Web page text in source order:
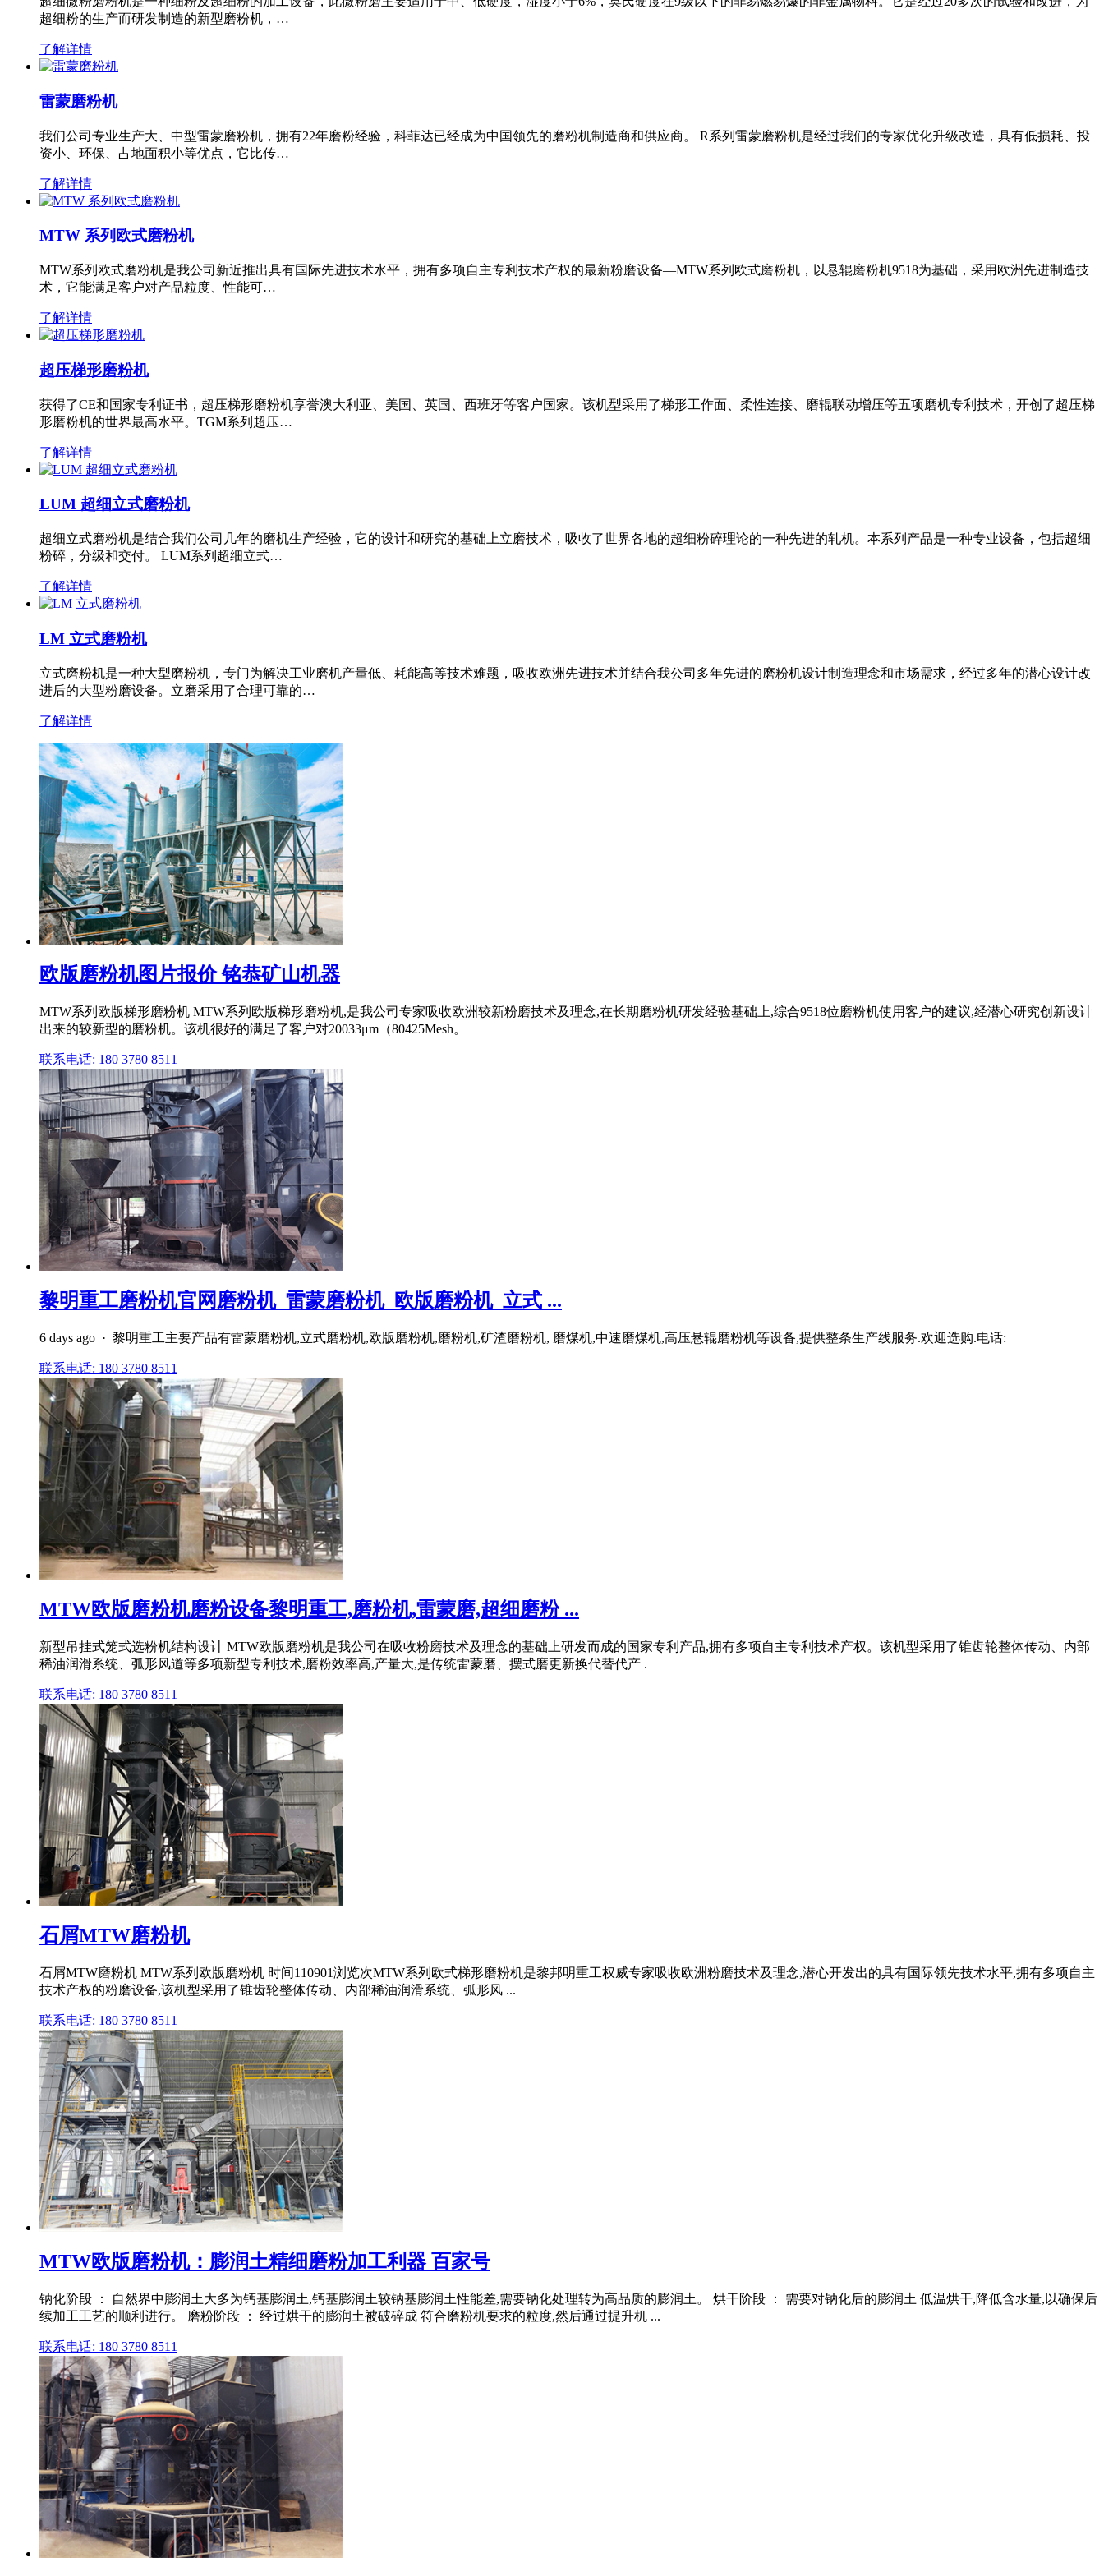
超细粉的生产而研发制造的新型磨粉机，…
了解详情
雷蒙磨粉机
我们公司专业生产大、中型雷蒙磨粉机，拥有22年磨粉经验，科菲达已经成为中国领先的磨粉机制造商和供应商。 R系列雷蒙磨粉机是经过我们的专家优化升级改造，具有低损耗、投
资小、环保、占地面积小等优点，它比传…
了解详情
MTW 系列欧式磨粉机
MTW系列欧式磨粉机是我公司新近推出具有国际先进技术水平，拥有多项自主专利技术产权的最新粉磨设备—MTW系列欧式磨粉机，以悬辊磨粉机9518为基础，采用欧洲先进制造技
术，它能满足客户对产品粒度、性能可…
了解详情
超压梯形磨粉机
获得了CE和国家专利证书，超压梯形磨粉机享誉澳大利亚、美国、英国、西班牙等客户国家。该机型采用了梯形工作面、柔性连接、磨辊联动增压等五项磨机专利技术，开创了超压梯
形磨粉机的世界最高水平。TGM系列超压…
了解详情
LUM 超细立式磨粉机
超细立式磨粉机是结合我们公司几年的磨机生产经验，它的设计和研究的基础上立磨技术，吸收了世界各地的超细粉碎理论的一种先进的轧机。本系列产品是一种专业设备，包括超细
粉碎，分级和交付。 LUM系列超细立式…
了解详情
LM 立式磨粉机
立式磨粉机是一种大型磨粉机，专门为解决工业磨机产量低、耗能高等技术难题，吸收欧洲先进技术并结合我公司多年先进的磨粉机设计制造理念和市场需求，经过多年的潜心设计改
进后的大型粉磨设备。立磨采用了合理可靠的…
了解详情
欧版磨粉机图片报价 铭恭矿山机器
MTW系列欧版梯形磨粉机 MTW系列欧版梯形磨粉机,是我公司专家吸收欧洲较新粉磨技术及理念,在长期磨粉机研发经验基础上,综合9518位磨粉机使用客户的建议,经潜心研究创新设计
出来的较新型的磨粉机。该机很好的满足了客户对20033μm（80425Mesh。
联系电话: 180 3780 8511
黎明重工磨粉机官网磨粉机_雷蒙磨粉机_欧版磨粉机_立式 ...
6 days ago · 黎明重工主要产品有雷蒙磨粉机,立式磨粉机,欧版磨粉机,磨粉机,矿渣磨粉机, 磨煤机,中速磨煤机,高压悬辊磨粉机等设备,提供整条生产线服务.欢迎选购.电话:
联系电话: 180 3780 8511
MTW欧版磨粉机磨粉设备黎明重工,磨粉机,雷蒙磨,超细磨粉 ...
新型吊挂式笼式选粉机结构设计 MTW欧版磨粉机是我公司在吸收粉磨技术及理念的基础上研发而成的国家专利产品,拥有多项自主专利技术产权。该机型采用了锥齿轮整体传动、内部
稀油润滑系统、弧形风道等多项新型专利技术,磨粉效率高,产量大,是传统雷蒙磨、摆式磨更新换代替代产 .
联系电话: 180 3780 8511
石屑MTW磨粉机
石屑MTW磨粉机 MTW系列欧版磨粉机 时间110901浏览次MTW系列欧式梯形磨粉机是黎邦明重工权威专家吸收欧洲粉磨技术及理念,潜心开发出的具有国际领先技术水平,拥有多项自主
技术产权的粉磨设备,该机型采用了锥齿轮整体传动、内部稀油润滑系统、弧形风 ...
联系电话: 180 3780 8511
MTW欧版磨粉机：膨润土精细磨粉加工利器 百家号
钠化阶段 ： 自然界中膨润土大多为钙基膨润土,钙基膨润土较钠基膨润土性能差,需要钠化处理转为高品质的膨润土。 烘干阶段 ： 需要对钠化后的膨润土 低温烘干,降低含水量,以确保后
续加工工艺的顺利进行。 磨粉阶段 ： 经过烘干的膨润土被破碎成 符合磨粉机要求的粒度,然后通过提升机 ...
联系电话: 180 3780 8511